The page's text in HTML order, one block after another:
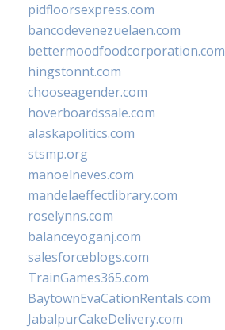
pidfloorsexpress.com
bancodevenezuelaen.com
bettermoodfoodcorporation.com
hingstonnt.com
chooseagender.com
hoverboardssale.com
alaskapolitics.com
stsmp.org
manoelneves.com
mandelaeffectlibrary.com
roselynns.com
balanceyoganj.com
salesforceblogs.com
TrainGames365.com
BaytownEvaCationRentals.com
JabalpurCakeDelivery.com